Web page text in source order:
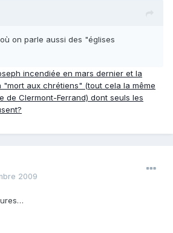
on parle aussi des "églises
incendiée en mars dernier et la
aux chrétiens" (tout cela la même
de Clermont-Ferrand) dont seuls les
2009